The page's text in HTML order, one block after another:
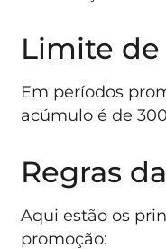
Limite
Em períodos
acúmulo é de
Regras
Aqui estão os
promoção: